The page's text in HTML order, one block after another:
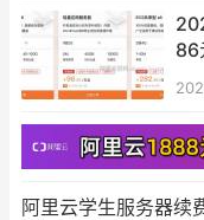
86
阿里云学生服务器续